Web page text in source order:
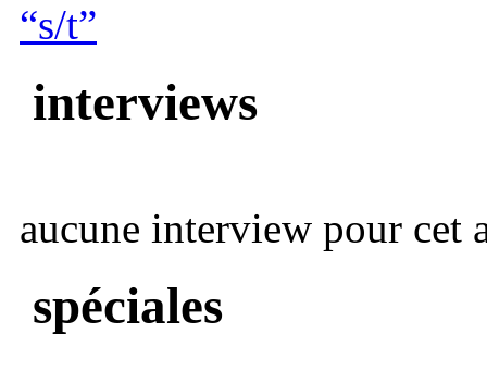
“s/t”
interviews
aucune interview pour cet
spéciales